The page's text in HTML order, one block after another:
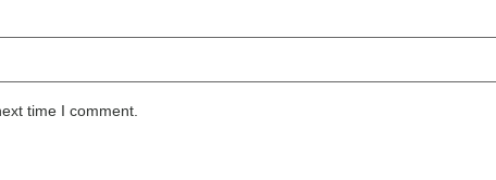
time I comment.